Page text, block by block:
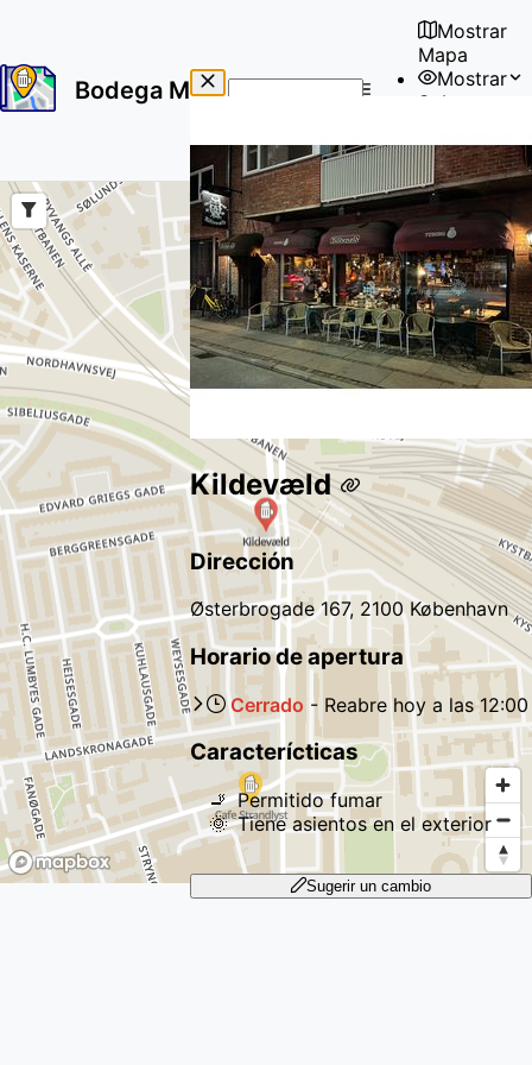
Bodega Map
found
Mostrar
Mapa
Mostrar
Sobre
Usuario
Kildevæld
Dirección
Østerbrogade 167, 2100 København
Horario de apertura
Cerrado - Reabre hoy a las12:00
Caracterícticas
🚬 Permitido fumar
🌞 Tiene asientos en el exterior
Sugerir un cambio